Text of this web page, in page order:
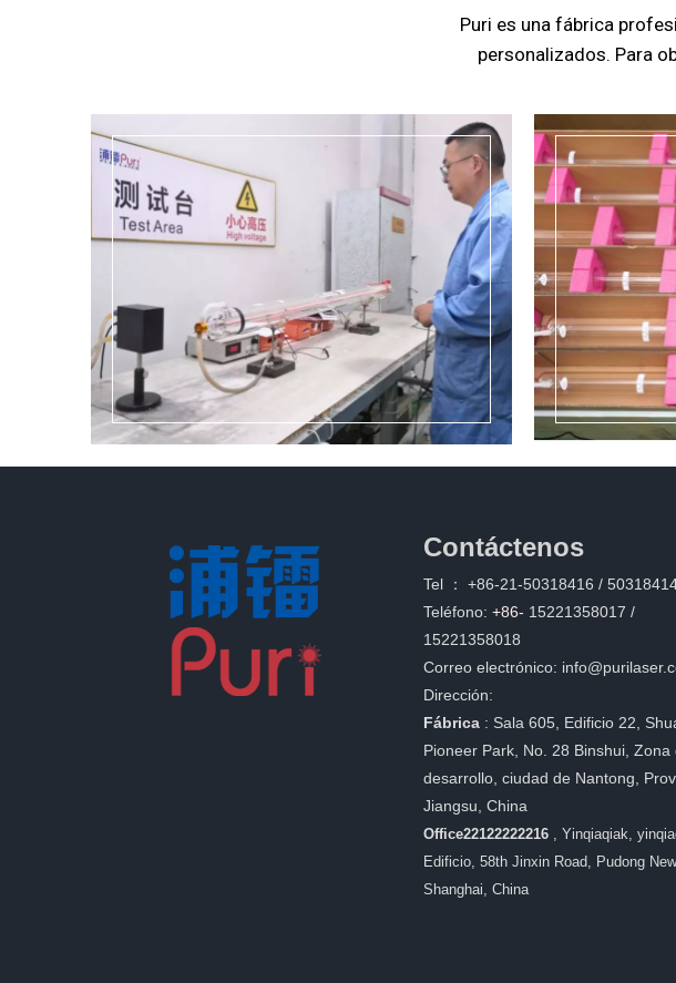
Puri es una fábrica
personalizados. Para
Contáctenos
Tel ： +86-21-50318416 /
Teléfono: +86- 15221358017 /
15221358018
Correo electrónico:
Dirección:
Fábrica : Sala 605, Edificio 22,
Pioneer Park, No. 28 Binshui, Zona
desarrollo, ciudad de Nantong,
Jiangsu, China
Office22122222216
, Yinqiaqiak,
Edificio, 58th Jinxin Road, Pudong
Shanghai, China